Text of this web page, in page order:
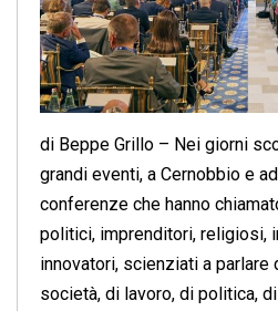
di Beppe Grillo – Nei giorni
grandi eventi, a Cernobbio e
conferenze che hanno
politici, imprenditori, religiosi,
innovatori, scienziati a parlare
società, di lavoro, di politica,